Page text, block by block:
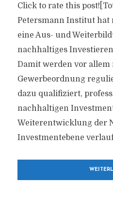
Click to rate this
Petersmann Institut hat
eine Aus- und
nachhaltiges
Damit werden vor allem
Gewerbeordnung
dazu qualifiziert,
nachhaltigen
Weiterentwicklung der
Investmentebene